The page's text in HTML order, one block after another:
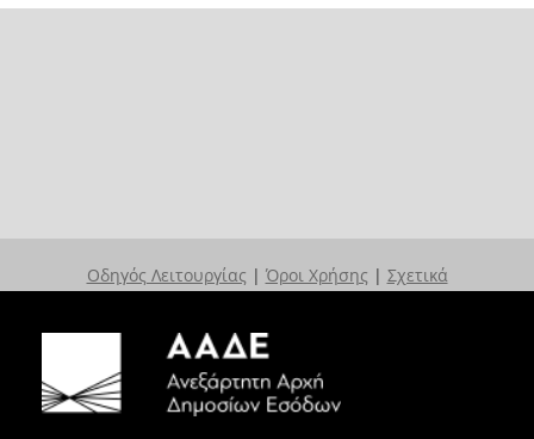
Οδηγός Λειτουργίας | Όροι Χρήσης | Σχετικά